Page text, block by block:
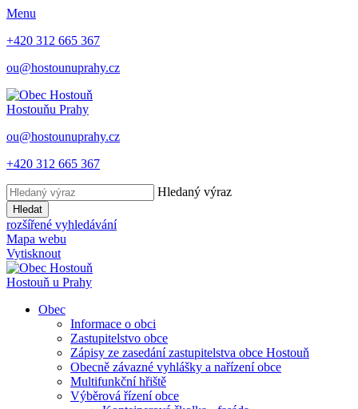
Menu
+420 312 665 367
ou@hostounuprahy.cz
Hostouňu Prahy
ou@hostounuprahy.cz
+420 312 665 367
Hledaný výraz
Hledat
rozšířené vyhledávání
Mapa webu
Vytisknout
Hostouň u Prahy
Obec
Informace o obci
Zastupitelstvo obce
Zápisy ze zasedání zastupitelstva obce Hostouň
Obecně závazné vyhlášky a nařízení obce
Multifunkční hřiště
Výběrová řízení obce